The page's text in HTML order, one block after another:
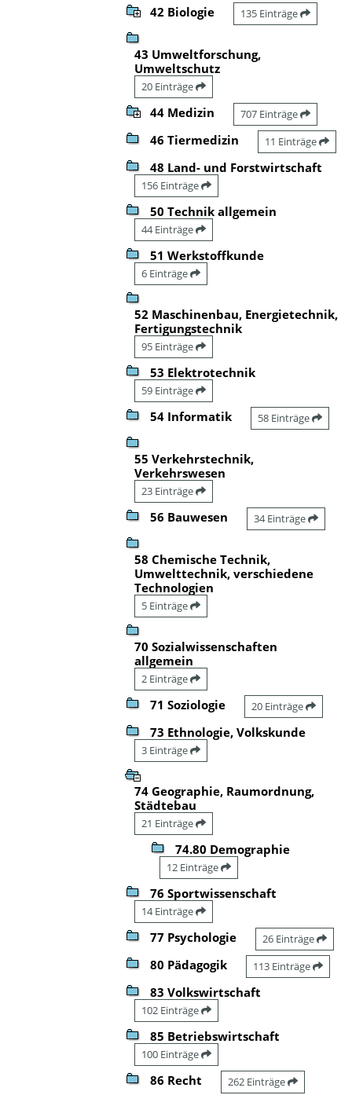
42 Biologie 135 Einträge
43 Umweltforschung,
Umweltschutz
20 Einträge
44 Medizin 707 Einträge
46 Tiermedizin 11 Einträge
48 Land- und Forstwirtschaft
156 Einträge
50 Technik allgemein
44 Einträge
51 Werkstoffkunde
6 Einträge
52 Maschinenbau, Energietechnik,
Fertigungstechnik
95 Einträge
53 Elektrotechnik
59 Einträge
54 Informatik 58 Einträge
55 Verkehrstechnik,
Verkehrswesen
23 Einträge
56 Bauwesen 34 Einträge
58 Chemische Technik,
Umwelttechnik, verschiedene
Technologien
5 Einträge
70 Sozialwissenschaften
allgemein
2 Einträge
71 Soziologie 20 Einträge
73 Ethnologie, Volkskunde
3 Einträge
74 Geographie, Raumordnung,
Städtebau
21 Einträge
74.80 Demographie
12 Einträge
76 Sportwissenschaft
14 Einträge
77 Psychologie 26 Einträge
80 Pädagogik 113 Einträge
83 Volkswirtschaft
102 Einträge
85 Betriebswirtschaft
100 Einträge
86 Recht 262 Einträge